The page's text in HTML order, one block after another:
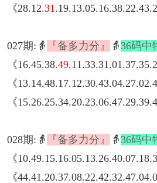
《28.12.31
027期:👵 『备多力分』 👵 36码中
《16.45.38.49
《
《
028期:👵 『备多力分』 👵 36码中
《
《